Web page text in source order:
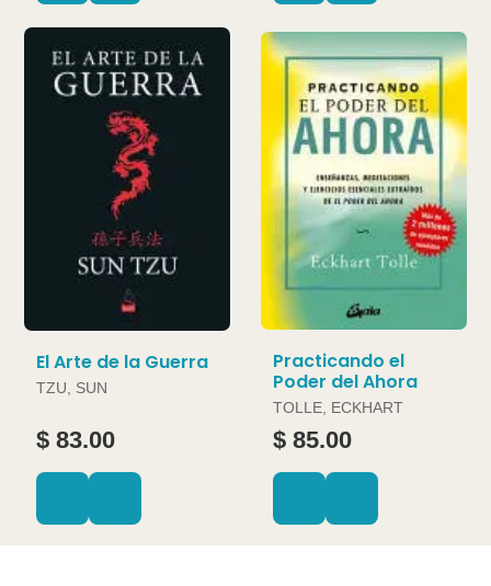
El Arte de la Guerra
TZU, SUN
$ 83.00
Practicando el
Poder del Ahora
TOLLE, ECKHART
$ 85.00